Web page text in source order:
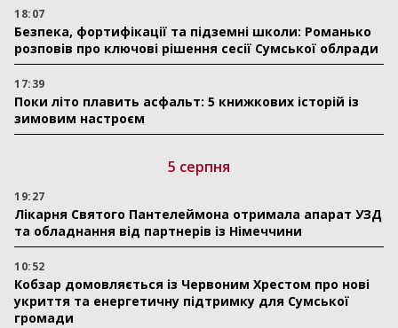
18:07
Безпека, фортифікації та підземні школи: Романько
розповів про ключові рішення сесії Сумської облради
17:39
Поки літо плавить асфальт: 5 книжкових історій із
зимовим настроєм
5 серпня
19:27
Лікарня Святого Пантелеймона отримала апарат УЗД
та обладнання від партнерів із Німеччини
10:52
Кобзар домовляється із Червоним Хрестом про нові
укриття та енергетичну підтримку для Сумської
громади